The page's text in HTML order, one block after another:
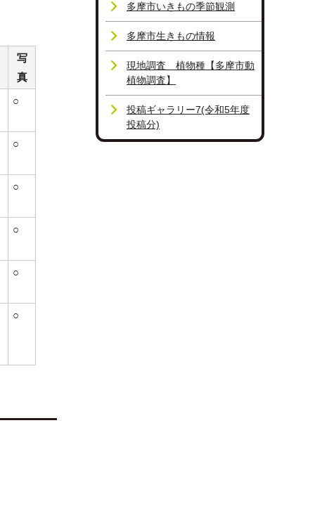
写
真
○
○
○
○
○
○
多摩市いきもの季節観測
多摩市生きもの情報
現地調査 植物種【多摩市動
植物調査】
投稿ギャラリー7(令和5年度
投稿分)